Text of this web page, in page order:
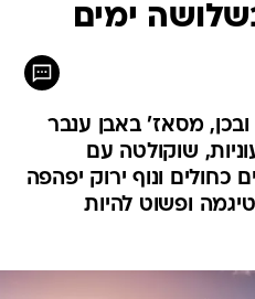
ימים
מסאז' באבן ענבר
שוקולטה עם
כחולים ונוף ירוק יפהפה
ופשוט להיות